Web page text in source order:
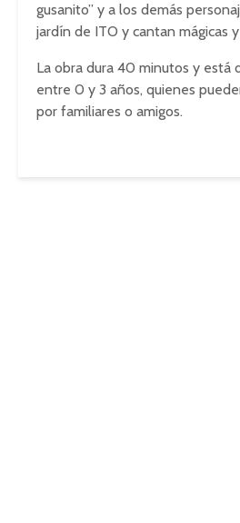
gusanito” y a los demás
jardín de ITO y cantan mágicas
La obra dura 40 minutos y está
entre 0 y 3 años, quienes
por familiares o amigos.